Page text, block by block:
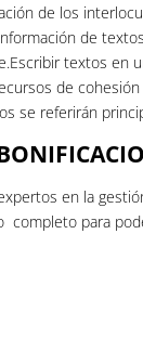
de los
de
textos en
de
se referirán
en la
completo para